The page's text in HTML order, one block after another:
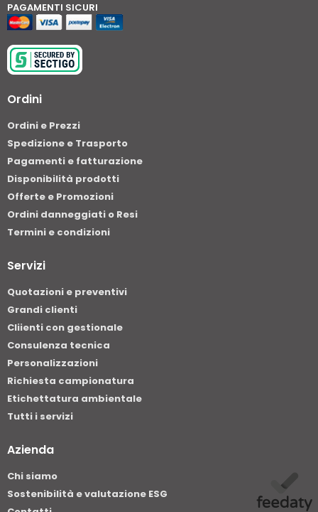
PAGAMENTI SICURI
Ordini
Ordini e Prezzi
Spedizione e Trasporto
Pagamenti e fatturazione
Disponibilità prodotti
Offerte e Promozioni
Ordini danneggiati o Resi
Termini e condizioni
Servizi
Quotazioni e preventivi
Grandi clienti
Cliienti con gestionale
Consulenza tecnica
Personalizzazioni
Richiesta campionatura
Etichettatura ambientale
Tutti i servizi
Azienda
Chi siamo
Sostenibilità e valutazione ESG